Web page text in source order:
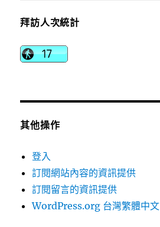
拜訪人次統計
其他操作
登入
訂閱網站內容的資訊提供
訂閱留言的資訊提供
WordPress.org 台灣繁體中文